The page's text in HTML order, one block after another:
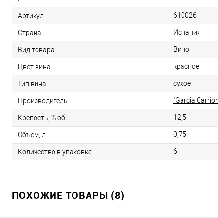
Артикул 610026
Страна Испания
Вид товара Вино
Цвет вина красное
Тип вина сухое
Производитель "Garcia
Крепость, % об. 12,5
Объём, л. 0,75
Количество в упаковке 6
ПОХОЖИЕ ТОВАРЫ (8)